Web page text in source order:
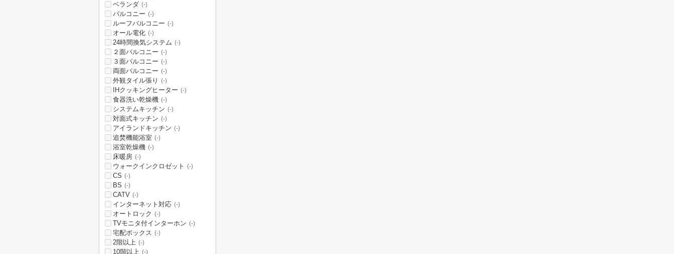
ベランダ (-)
バルコニー (-)
ルーフバルコニー (-)
オール電化 (-)
24時間換気システム (-)
２面バルコニー (-)
３面バルコニー (-)
両面バルコニー (-)
外観タイル張り (-)
IHクッキングヒーター (-)
食器洗い乾燥機 (-)
システムキッチン (-)
対面式キッチン (-)
アイランドキッチン (-)
追焚機能浴室 (-)
浴室乾燥機 (-)
床暖房 (-)
ウォークインクロゼット (-)
CS (-)
BS (-)
CATV (-)
インターネット対応 (-)
オートロック (-)
TVモニタ付インターホン (-)
宅配ボックス (-)
2階以上 (-)
10階以上 (-)